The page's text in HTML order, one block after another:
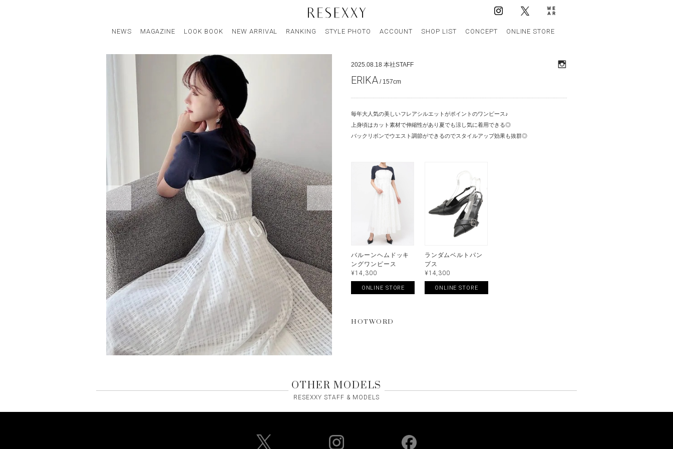
NEWS MAGAZINE LOOK BOOK NEW ARRIVAL RANKING STYLE PHOTO ACCOUNT SHOP LIST CONCEPT ONLINE STORE
2025.08.18 本社STAFF
ERIKA / 157cm
毎年大人気の美しいフレアシルエットがポイントのワンピース♪
上身頃はカット素材で伸縮性があり夏でも涼し気に着用できる◎
バックリボンでウエスト調節ができるのでスタイルアップ効果も抜群◎
バルーンヘムドッキ
ングワンピース
¥14,300
ONLINE STORE
ランダムベルトパン
プス
¥14,300
ONLINE STORE
HOTWORD
OTHER MODELS
RESEXXY STAFF & MODELS